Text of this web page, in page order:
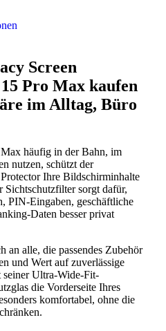
Screen
Pro Max kaufen
im Alltag, Büro
häufig in der Bahn, im
nutzen, schützt der
Ihre Bildschirminhalte
sorgt dafür,
PIN-Eingaben, geschäftliche
Daten besser privat
an alle, die passendes Zubehör
und Wert auf zuverlässige
Ultra-Wide-Fit-
die Vorderseite Ihres
komfortabel, ohne die